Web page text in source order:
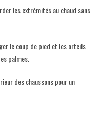
les extrémités au chaud sans
le coup de pied et les orteils
palmes.
des chaussons pour un